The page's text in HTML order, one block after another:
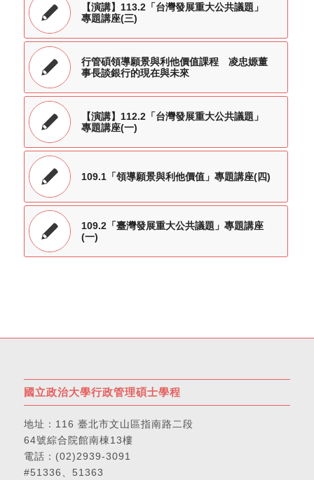
【演講】113.2「台灣發展重大公共議題」
專題講座(三)
行管碩領導願景與利他價值課程 凌忠嫄董
事長談銀行的現在與未來
【演講】112.2「台灣發展重大公共議題」
專題講座(一)
109.1「領導願景與利他價值」專題講座(四)
109.2「臺灣發展重大公共議題」專題講座
(一)
國立政治大學行政管理碩士學程
地址： 116 臺北市文山區指南路二段
64號綜合院館南棟13樓
電話： (02)2939-3091
#51336、51363